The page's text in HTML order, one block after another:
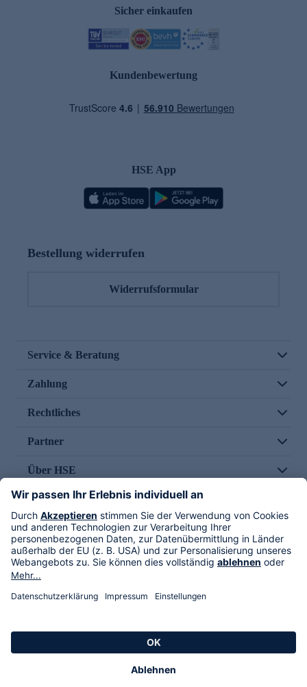
Sicher einkaufen
Kundenbewertung
HSE App
Bestellung widerrufen
Widerrufsformular
Service & Beratung
Zahlung
Rechtliches
Partner
Über HSE
Im TV
HSE International